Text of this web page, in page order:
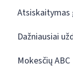
Atsiskaitymas
Dažniausiai
Mokesčių ABC